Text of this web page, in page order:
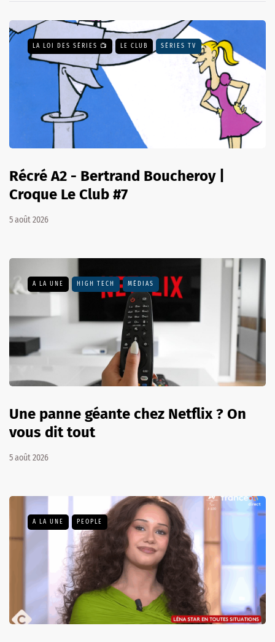
LA LOI DES SÉRIES 📺 LE CLUB SÉRIES TV
Récré A2 - Bertrand Boucheroy |
Croque Le Club #7
5 août 2026
A LA UNE HIGH TECH MÉDIAS
Une panne géante chez Netflix ? On
vous dit tout
5 août 2026
A LA UNE PEOPLE